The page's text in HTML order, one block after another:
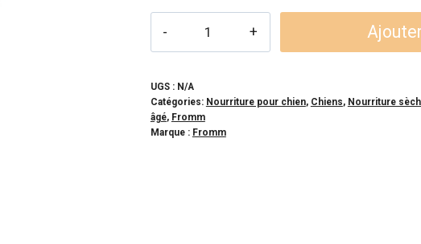
24,99$
-
Nutritionals
Mobilité
UGS : N/A
Catégories: Nourriture pour chien, Chiens, Nourriture
âgé, Fromm
Marque : Fromm